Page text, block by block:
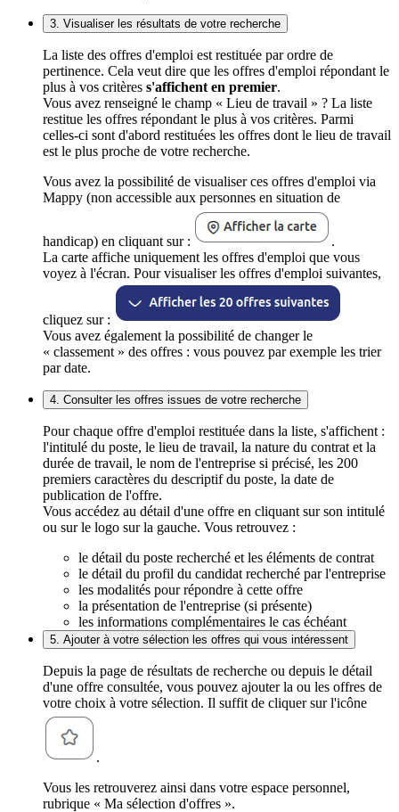
3. Visualiser les résultats de votre recherche
La liste des offres d'emploi est restituée par ordre de
pertinence. Cela veut dire que les offres d'emploi répondant le
plus à vos critères s'affichent en premier.
Vous avez renseigné le champ « Lieu de travail » ? La liste
restitue les offres répondant le plus à vos critères. Parmi
celles-ci sont d'abord restituées les offres dont le lieu de travail
est le plus proche de votre recherche.
Vous avez la possibilité de visualiser ces offres d'emploi via
Mappy (non accessible aux personnes en situation de
handicap) en cliquant sur :
.
La carte affiche uniquement les offres d'emploi que vous
voyez à l'écran. Pour visualiser les offres d'emploi suivantes,
cliquez sur :
Vous avez également la possibilité de changer le
« classement » des offres : vous pouvez par exemple les trier
par date.
4. Consulter les offres issues de votre recherche
Pour chaque offre d'emploi restituée dans la liste, s'affichent :
l'intitulé du poste, le lieu de travail, la nature du contrat et la
durée de travail, le nom de l'entreprise si précisé, les 200
premiers caractères du descriptif du poste, la date de
publication de l'offre.
Vous accédez au détail d'une offre en cliquant sur son intitulé
ou sur le logo sur la gauche. Vous retrouvez :
le détail du poste recherché et les éléments de contrat
le détail du profil du candidat recherché par l'entreprise
les modalités pour répondre à cette offre
la présentation de l'entreprise (si présente)
les informations complémentaires le cas échéant
5. Ajouter à votre sélection les offres qui vous intéressent
Depuis la page de résultats de recherche ou depuis le détail
d'une offre consultée, vous pouvez ajouter la ou les offres de
votre choix à votre sélection. Il suffit de cliquer sur l'icône
.
Vous les retrouverez ainsi dans votre espace personnel,
rubrique « Ma sélection d'offres ».